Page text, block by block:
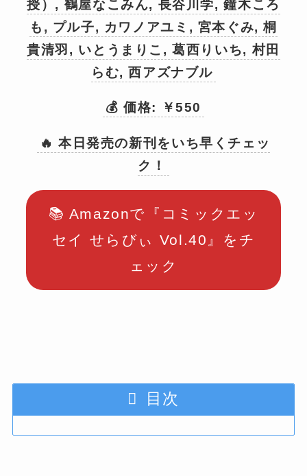
授）, 鶴屋なこみん, 長谷川学, 鐘木ころ
も, プル子, カワノアユミ, 宮本ぐみ, 桐
貴清羽, いとうまりこ, 葛西りいち, 村田
らむ, 西アズナブル
💰 価格: ￥550
🔥 本日発売の新刊をいち早くチェッ
ク！
📚 Amazonで『コミックエッ
セイ せらびぃ Vol.40』をチ
ェック
目次